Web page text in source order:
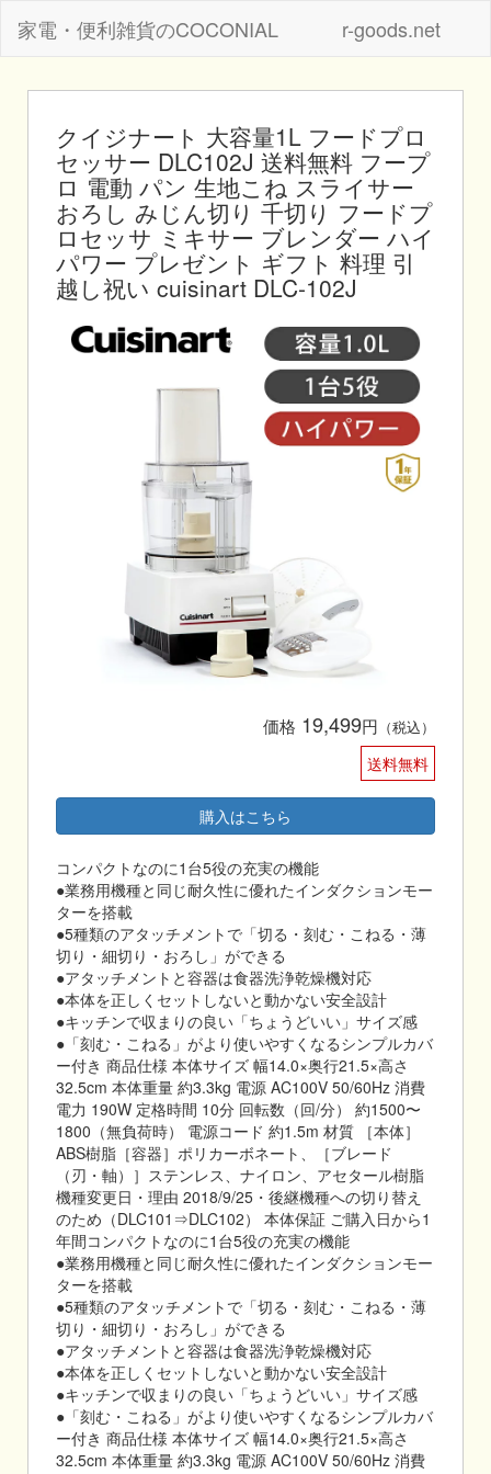
家電・便利雑貨のCOCONIAL r-goods.net
クイジナート 大容量1L フードプロ
セッサー DLC102J 送料無料 フープ
ロ 電動 パン 生地こね スライサー
おろし みじん切り 千切り フードプ
ロセッサ ミキサー ブレンダー ハイ
パワー プレゼント ギフト 料理 引
越し祝い cuisinart DLC-102J
価格 19,499円 （税込）
送料無料
購入はこちら
コンパクトなのに1台5役の充実の機能
●業務用機種と同じ耐久性に優れたインダクションモー
ターを搭載
●5種類のアタッチメントで「切る・刻む・こねる・薄
切り・細切り・おろし」ができる
●アタッチメントと容器は食器洗浄乾燥機対応
●本体を正しくセットしないと動かない安全設計
●キッチンで収まりの良い「ちょうどいい」サイズ感
●「刻む・こねる」がより使いやすくなるシンプルカバ
ー付き 商品仕様 本体サイズ 幅14.0×奥行21.5×高さ
32.5cm 本体重量 約3.3kg 電源 AC100V 50/60Hz 消費
電力 190W 定格時間 10分 回転数（回/分） 約1500〜
1800（無負荷時） 電源コード 約1.5m 材質 ［本体］
ABS樹脂［容器］ポリカーボネート、［ブレード
（刃・軸）］ステンレス、ナイロン、アセタール樹脂
機種変更日・理由 2018/9/25・後継機種への切り替え
のため（DLC101⇒DLC102） 本体保証 ご購入日から1
年間コンパクトなのに1台5役の充実の機能
●業務用機種と同じ耐久性に優れたインダクションモー
ターを搭載
●5種類のアタッチメントで「切る・刻む・こねる・薄
切り・細切り・おろし」ができる
●アタッチメントと容器は食器洗浄乾燥機対応
●本体を正しくセットしないと動かない安全設計
●キッチンで収まりの良い「ちょうどいい」サイズ感
●「刻む・こねる」がより使いやすくなるシンプルカバ
ー付き 商品仕様 本体サイズ 幅14.0×奥行21.5×高さ
32.5cm 本体重量 約3.3kg 電源 AC100V 50/60Hz 消費